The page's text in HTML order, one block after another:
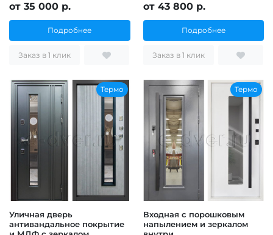
от 35 000 р.
Подробнее
Заказ в 1 клик
от 43 800 р.
Подробнее
Заказ в 1 клик
Термо
Уличная дверь
антивандальное покрытие
Термо
Входная с порошковым
напылением и зеркалом